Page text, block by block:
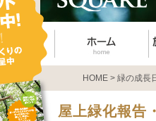
HOME > 緑の成長
屋上緑化報告